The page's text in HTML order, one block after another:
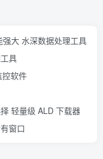
大 水深数据处理工具
具
软件
轻量级 ALD 下载器
窗口